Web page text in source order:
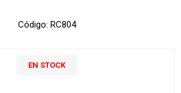
Código: RC804
EN STOCK